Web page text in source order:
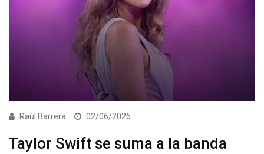
Raúl Barrera 02/06/2026
Taylor Swift se suma a la banda